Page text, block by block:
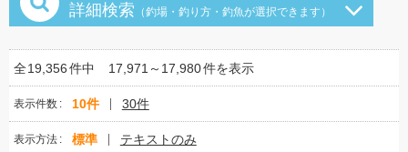
詳細検索 （釣場・釣り方・釣魚が選択できます）
全19,356件中 17,971～17,980件を表示
表示件数 10件 30件
表示方法 標準 テキストのみ